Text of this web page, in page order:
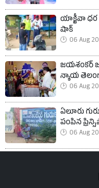
యాక్టీవా ధర
షాక్
06 Aug
జయశంకర్
న్యాయ
06 Aug
ఏలూరు
పంపిన
06 Aug